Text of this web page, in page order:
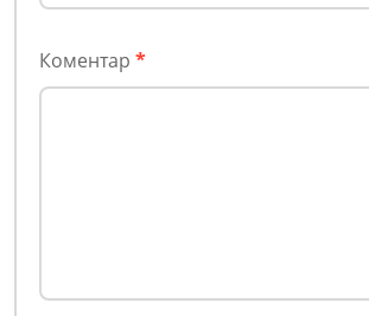
Коментар *